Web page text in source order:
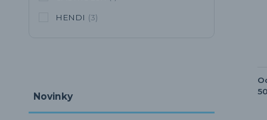
HENDI (3)
Novinky